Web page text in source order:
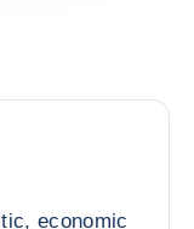
economic